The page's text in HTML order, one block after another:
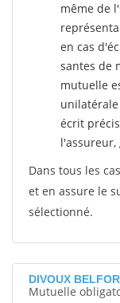
même de
en cas
santes de
mutuelle
unilatérale
écrit
l'assureur,
Dans tous les
et en assure le
sélectionné.
DIVOUX
Mutuelle